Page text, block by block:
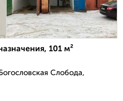
101 м²
Слобода,